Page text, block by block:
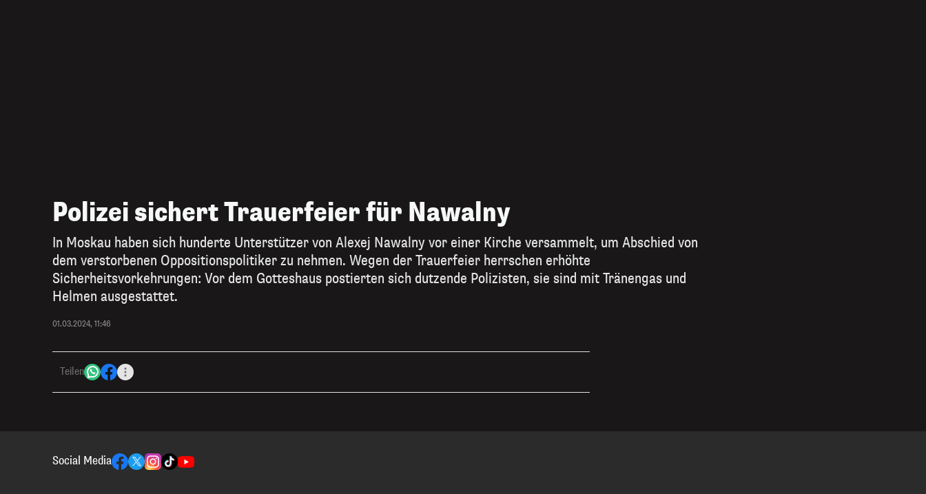
Polizei sichert Trauerfeier für Nawalny
In Moskau haben sich hunderte Unterstützer von Alexej Nawalny vor einer Kirche versammelt, um Abschied von
dem verstorbenen Oppositionspolitiker zu nehmen. Wegen der Trauerfeier herrschen erhöhte
Sicherheitsvorkehrungen: Vor dem Gotteshaus postierten sich dutzende Polizisten, sie sind mit Tränengas und
Helmen ausgestattet.
01.03.2024, 11:46
Teilen
Social Media